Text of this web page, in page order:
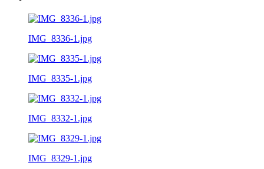
IMG_8336-1.jpg
IMG_8335-1.jpg
IMG_8332-1.jpg
IMG_8329-1.jpg